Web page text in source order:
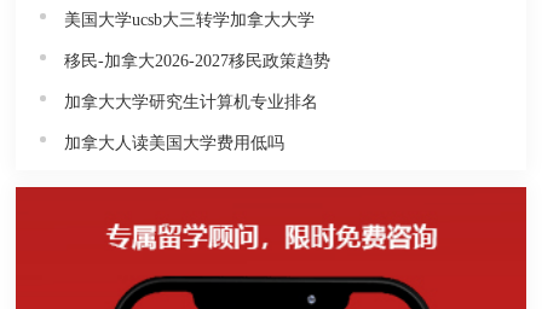
美国大学ucsb大三转学加拿大大学
移民-加拿大2026-2027移民政策趋势
加拿大大学研究生计算机专业排名
加拿大人读美国大学费用低吗